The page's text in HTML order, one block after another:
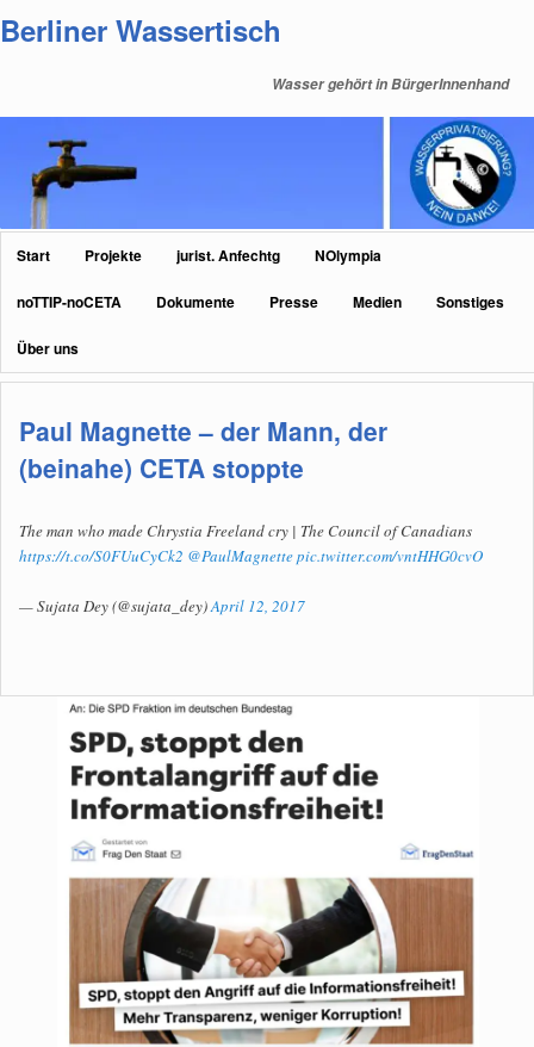
primären
sekundären
Berliner Wassertisch
Wasser gehört in BürgerInnenhand
Hauptmenü
Start Projekte jurist. Anfechtg NOlympia
noTTIP-noCETA Dokumente Presse Medien Sonstiges
Über uns
Paul Magnette – der Mann, der
(beinahe) CETA stoppte
The man who made Chrystia Freeland cry | The Council of Canadians
https://t.co/S0FUuCyCk2 @PaulMagnettepic.twitter.com/vntHHG0cvO
— Sujata Dey (@sujata_dey)April 12, 2017